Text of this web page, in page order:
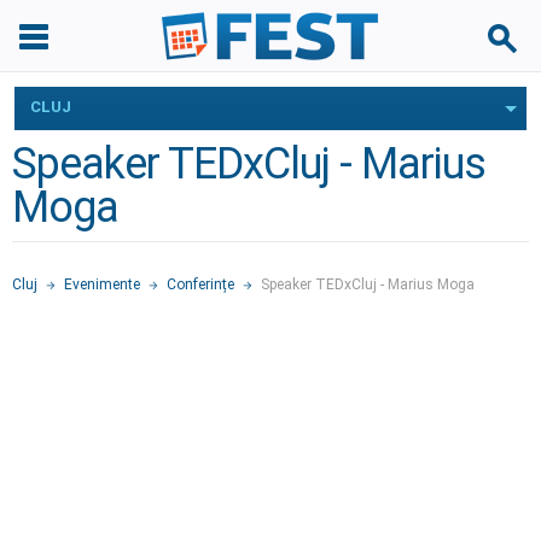
CLUJ
Speaker TEDxCluj - Marius
Moga
Cluj Evenimente Conferințe Speaker TEDxCluj - Marius Moga